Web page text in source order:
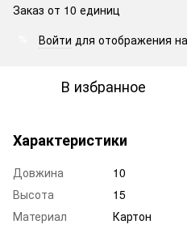
Заказ от 10 единиц
Войти для отображения
В избранное
Характеристики
Довжина
10
Высота
15
Материал
Картон